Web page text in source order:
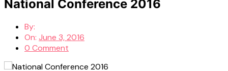
National Conference 2016
By:
On: June 3, 2016
0 Comment